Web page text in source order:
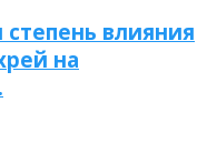
влияния
на